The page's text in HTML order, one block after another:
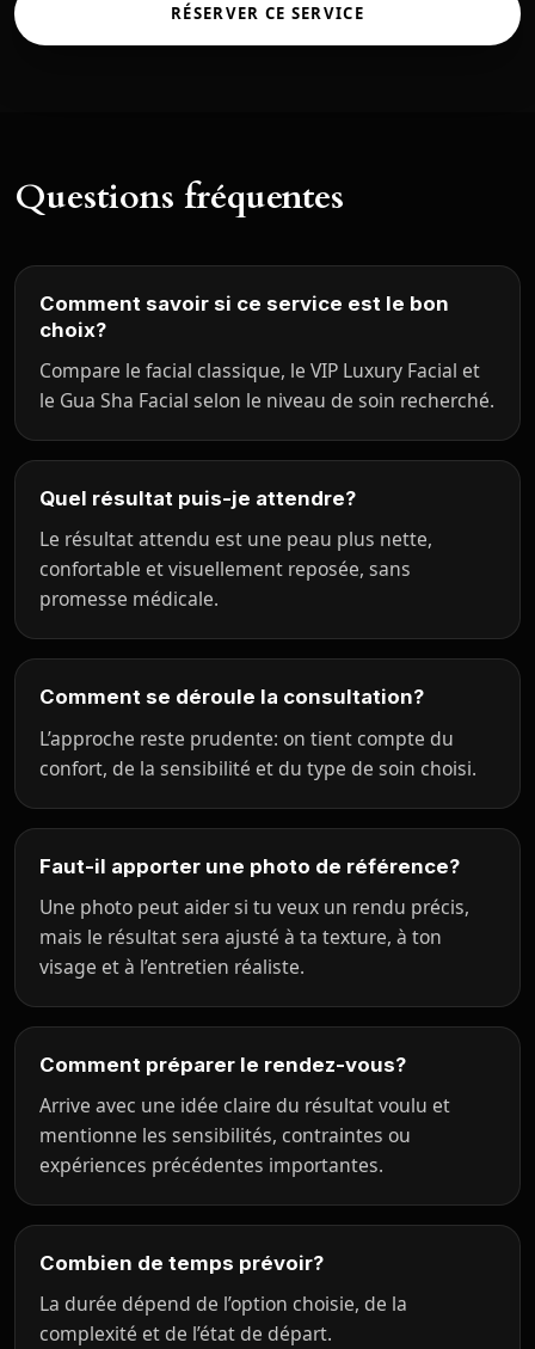
RÉSERVER CE SERVICE
Questions fréquentes
Comment savoir si ce service est le bon
choix?
Compare le facial classique, le VIP Luxury Facial et
le Gua Sha Facial selon le niveau de soin recherché.
Quel résultat puis-je attendre?
Le résultat attendu est une peau plus nette,
confortable et visuellement reposée, sans
promesse médicale.
Comment se déroule la consultation?
L’approche reste prudente: on tient compte du
confort, de la sensibilité et du type de soin choisi.
Faut-il apporter une photo de référence?
Une photo peut aider si tu veux un rendu précis,
mais le résultat sera ajusté à ta texture, à ton
visage et à l’entretien réaliste.
Comment préparer le rendez-vous?
Arrive avec une idée claire du résultat voulu et
mentionne les sensibilités, contraintes ou
expériences précédentes importantes.
Combien de temps prévoir?
La durée dépend de l’option choisie, de la
complexité et de l’état de départ.